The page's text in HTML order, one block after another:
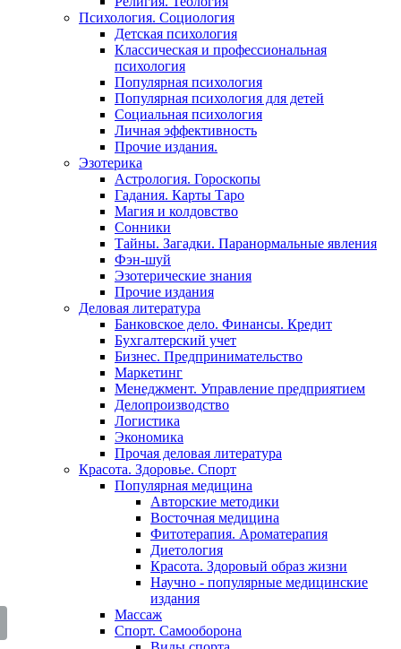
Психология. Социология
Детская психология
Классическая и профессиональная
психология
Популярная психология
Популярная психология для детей
Социальная психология
Личная эффективность
Прочие издания.
Эзотерика
Астрология. Гороскопы
Гадания. Карты Таро
Магия и колдовство
Сонники
Тайны. Загадки. Паранормальные явления
Фэн-шуй
Эзотерические знания
Прочие издания
Деловая литература
Банковское дело. Финансы. Кредит
Бухгалтерский учет
Бизнес. Предпринимательство
Маркетинг
Менеджмент. Управление предприятием
Делопроизводство
Логистика
Экономика
Прочая деловая литература
Красота. Здоровье. Спорт
Популярная медицина
Авторские методики
Восточная медицина
Фитотерапия. Ароматерапия
Диетология
Красота. Здоровый образ жизни
Научно - популярные медицинские
издания
Массаж
Спорт. Самооборона